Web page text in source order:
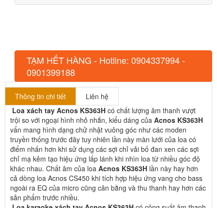
TẠM HẾT HÀNG - Hotline: 0904337994 -
0901399188
Thông tin chi tiết
Liên hệ
Loa xách tay Acnos KS363H có chất lượng âm thanh vượt
trội so với ngoại hình nhỏ nhắn, kiểu dáng của Acnos KS363H
vẩn mang hình dạng chử nhật vuông góc như các moden
truyền thống trước đây tuy nhiên lần này màn lưới của loa có
điểm nhấn hơn khi sử dụng các sợi chỉ vải bố đan xen các sợi
chỉ mạ kẻm tạo hiệu ứng lấp lánh khi nhìn loa từ nhiều góc độ
khác nhau. Chất âm của loa Acnos KS363H lần này hay hơn
cả dòng loa Acnos CS450 khi tích hợp hiệu ứng vang cho bass
ngoài ra EQ của micro cũng cân bằng và thu thanh hay hơn các
sản phẩm trước nhiều.